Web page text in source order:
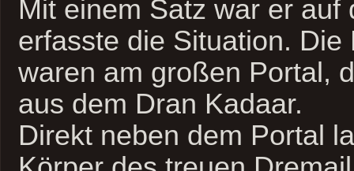
Mit einem Satz war er auf
erfasste die Situation. Die
waren am großen Portal,
aus dem Dran Kadaar.
Direkt neben dem Portal